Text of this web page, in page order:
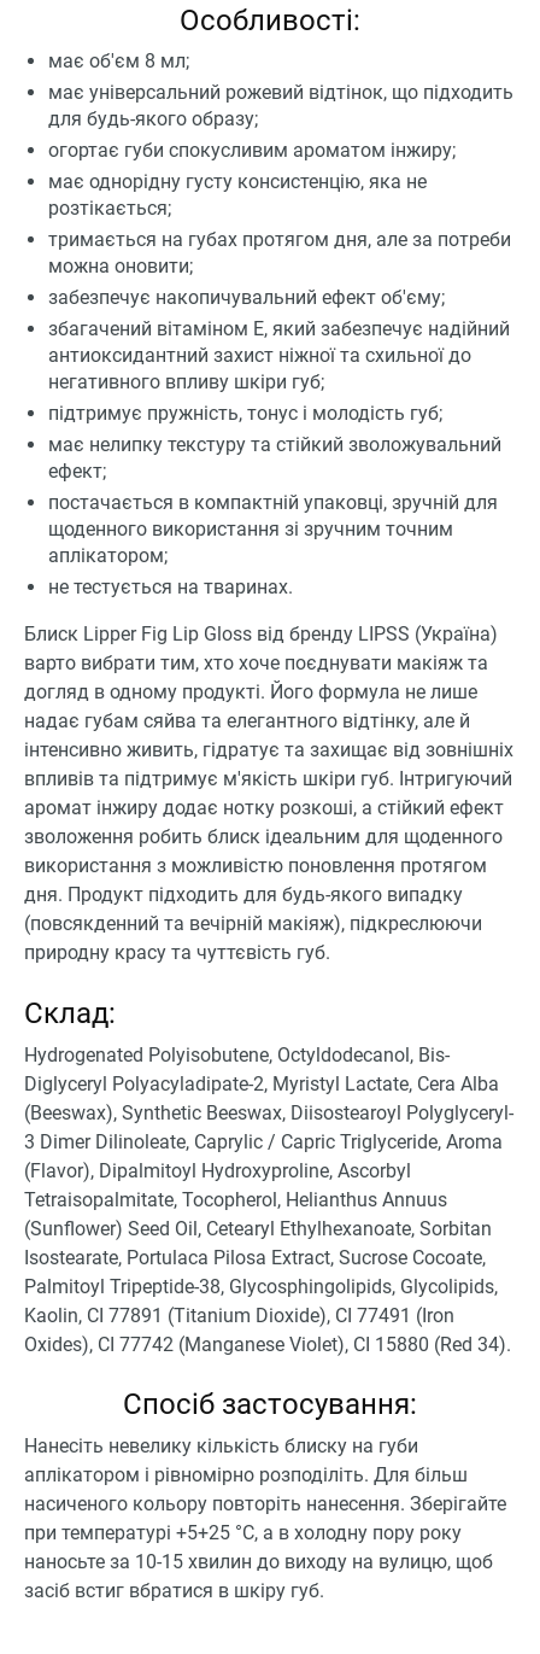
Особливості:
має об'єм 8 мл;
має універсальний рожевий відтінок, що підходить
для будь-якого образу;
огортає губи спокусливим ароматом інжиру;
має однорідну густу консистенцію, яка не
розтікається;
тримається на губах протягом дня, але за потреби
можна оновити;
забезпечує накопичувальний ефект об'єму;
збагачений вітаміном Е, який забезпечує надійний
антиоксидантний захист ніжної та схильної до
негативного впливу шкіри губ;
підтримує пружність, тонус і молодість губ;
має нелипку текстуру та стійкий зволожувальний
ефект;
постачається в компактній упаковці, зручній для
щоденного використання зі зручним точним
аплікатором;
не тестується на тваринах.
Блиск Lipper Fig Lip Gloss від бренду LIPSS (Україна)
варто вибрати тим, хто хоче поєднувати макіяж та
догляд в одному продукті. Його формула не лише
надає губам сяйва та елегантного відтінку, але й
інтенсивно живить, гідратує та захищає від зовнішніх
впливів та підтримує м'якість шкіри губ. Інтригуючий
аромат інжиру додає нотку розкоші, а стійкий ефект
зволоження робить блиск ідеальним для щоденного
використання з можливістю поновлення протягом
дня. Продукт підходить для будь-якого випадку
(повсякденний та вечірній макіяж), підкреслюючи
природну красу та чуттєвість губ.
Склад:
Hydrogenated Polyisobutene, Octyldodecanol, Bis-
Diglyceryl Polyacyladipate-2, Myristyl Lactate, Cera Alba
(Beeswax), Synthetic Beeswax, Diisostearoyl Polyglyceryl-
3 Dimer Dilinoleate, Caprylic / Capric Triglyceride, Aroma
(Flavor), Dipalmitoyl Hydroxyproline, Ascorbyl
Tetraisopalmitate, Tocopherol, Helianthus Annuus
(Sunflower) Seed Oil, Cetearyl Ethylhexanoate, Sorbitan
Isostearate, Portulaca Pilosa Extract, Sucrose Cocoate,
Palmitoyl Tripeptide-38, Glycosphingolipids, Glycolipids,
Kaolin, CI 77891 (Titanium Dioxide), CI 77491 (Iron
Oxides), CI 77742 (Manganese Violet), CI 15880 (Red 34).
Спосіб застосування:
Нанесіть невелику кількість блиску на губи
аплікатором і рівномірно розподіліть. Для більш
насиченого кольору повторіть нанесення. Зберігайте
при температурі +5+25 °C, а в холодну пору року
наносьте за 10-15 хвилин до виходу на вулицю, щоб
засіб встиг вбратися в шкіру губ.